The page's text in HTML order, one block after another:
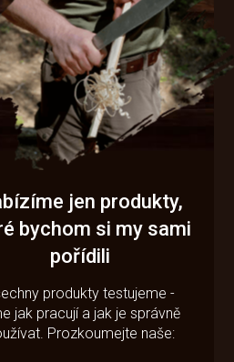
jen produkty,
bychom si my sami
pořídili
produkty testujeme -
jak pracují a jak je správně
Prozkoumejte naše: